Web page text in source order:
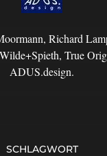
Richard
True
ADUS.design.
SCHLAGWORT